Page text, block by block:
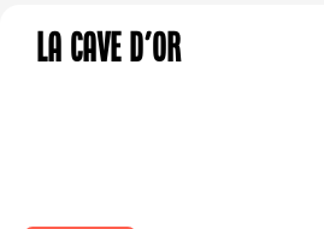
La Cave d'Or